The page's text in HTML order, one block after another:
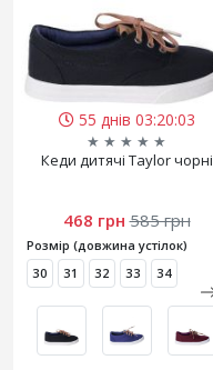
55 днів 03:20:03
★ ★ ★ ★ ★
Кеди дитячі Taylor чорні
468 грн 585 грн
Розмір (довжина устілок)
30
31 32 33 34